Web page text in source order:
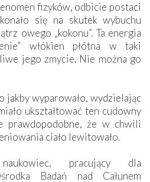
fizyków, odbicie postaci
się na skutek wybuchu
owego „kokonu”. Ta energia
włókien płótna w taki
jego zmycie. Nie można go
jakby wyparowało, wydzielając
ukształtować ten cudowny
prawdopodobne, że w chwili
ciało lewitowało.
pracujący dla
Badań nad Całunem